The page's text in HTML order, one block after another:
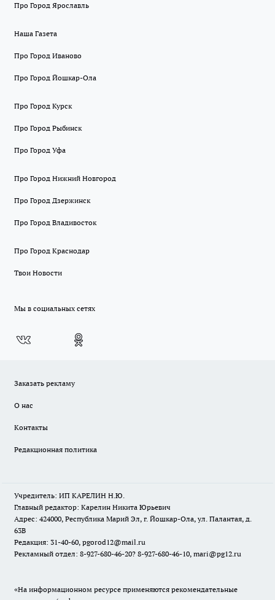
Про Город Ярославль
Наша Газета
Про Город Иваново
Про Город Йошкар-Ола
Про Город Курск
Про Город Рыбинск
Про Город Уфа
Про Город Нижний Новгород
Про Город Дзержинск
Про Город Владивосток
Про Город Краснодар
Твои Новости
Мы в социальных сетях
Заказать рекламу
О нас
Контакты
Редакционная политика
Учредитель: ИП КАРЕЛИН Н.Ю.
Главный редактор: Карелин Никита Юрьевич
Адрес: 424000, Республика Марий Эл, г. Йошкар-Ола, ул. Палантая, д.
63В
Редакция: 31-40-60, pgorod12@mail.ru
Рекламный отдел: 8-927-680-46-20? 8-927-680-46-10, mari@pg12.ru
«На информационном ресурсе применяются рекомендательные